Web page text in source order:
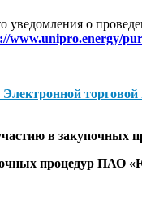
уведомления о
www.unipro.energy/
Электронной
в закупочных
процедур ПАО